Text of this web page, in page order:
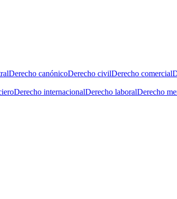
Derecho canónicoDerecho civilDerecho comercial
Derecho internacionalDerecho laboralDerecho